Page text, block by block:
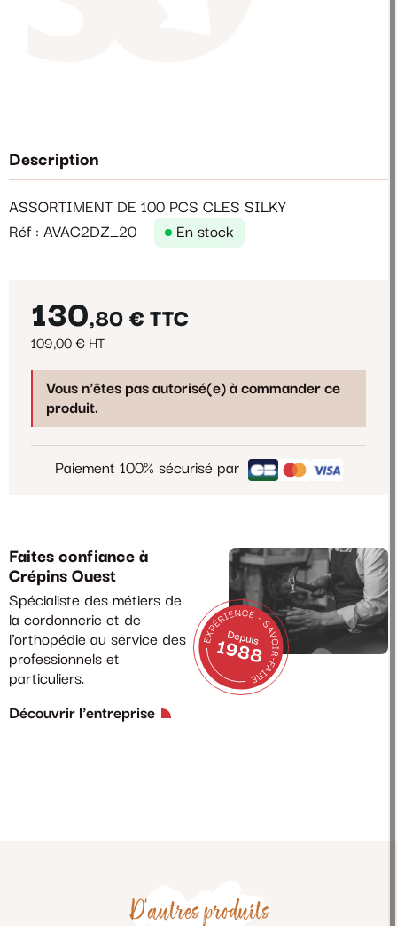
Description
ASSORTIMENT DE 100 PCS CLES SILKY
Réf : AVAC2DZ_20
En stock
130,80 € TTC
109,00 € HT
Vous n'êtes pas autorisé(e) à commander ce
produit.
Paiement 100% sécurisé par
Faites confiance à
Crépins Ouest
Spécialiste des métiers de
la cordonnerie et de
l’orthopédie au service des
professionnels et
particuliers.
Découvrir l'entreprise
D'autres produits